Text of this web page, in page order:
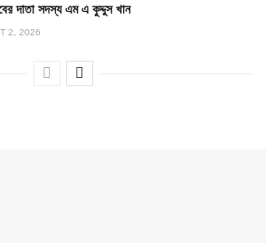
দাতা সদস্য এম এ কুদ্দুস খান
2, 2026